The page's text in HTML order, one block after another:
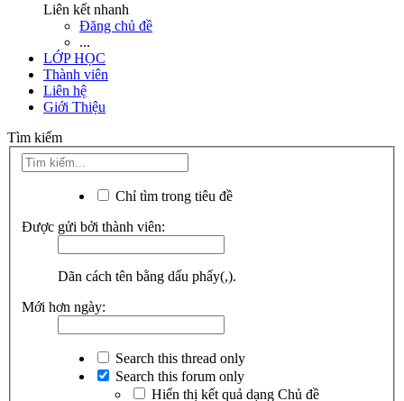
Liên kết nhanh
Đăng chủ đề
...
LỚP HỌC
Thành viên
Liên hệ
Giới Thiệu
Tìm kiếm
Chỉ tìm trong tiêu đề
Được gửi bởi thành viên:
Dãn cách tên bằng dấu phẩy(,).
Mới hơn ngày:
Search this thread only
Search this forum only
Hiển thị kết quả dạng Chủ đề